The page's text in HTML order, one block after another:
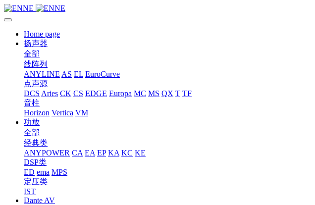
Home page
扬声器
全部
线阵列
ANYLINE AS EL EuroCurve
点声源
DCS Aries CK CS EDGE Europa MC MS QX T TF
音柱
Horizon Vertica VM
功放
全部
经典类
ANYPOWER CA EA EP KA KC KE
DSP类
ED ema MPS
定压类
IST
Dante AV